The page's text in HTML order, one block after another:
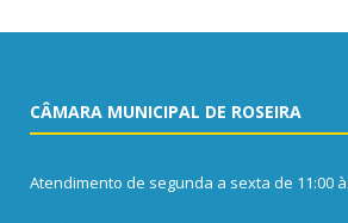
CÂMARA MUNICIPAL DE ROSEIRA
Atendimento de segunda a sexta de 11:00